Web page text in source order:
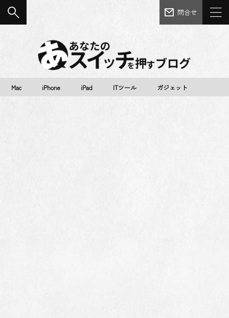
問合せ
Mac iPhone iPad ITツール ガジェット